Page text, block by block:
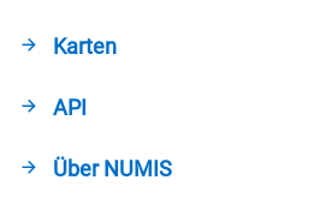
Karten
API
Über NUMIS